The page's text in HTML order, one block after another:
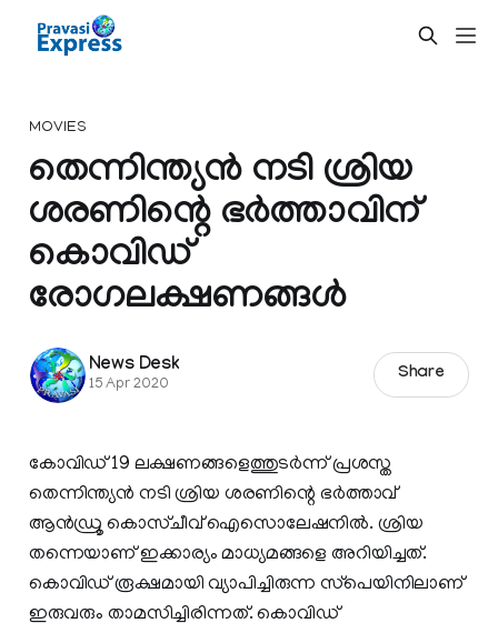
MOVIES
തെന്നിന്ത്യന്‍ നടി ശ്രിയ
ശരണിന്റെ ഭര്‍ത്താവിന്
കൊവിഡ്
രോഗലക്ഷണങ്ങള്‍
News Desk
15 Apr 2020
Share
കോവിഡ് 19 ലക്ഷണങ്ങളെത്തുടര്‍ന്ന് പ്രശസ്ത
തെന്നിന്ത്യന്‍ നടി ശ്രിയ ശരണിന്റെ ഭര്‍ത്താവ്
ആന്‍ഡ്രൂ കൊസ്ചീവ് ഐസൊലേഷനില്‍. ശ്രിയ
തന്നെയാണ് ഇക്കാര്യം മാധ്യമങ്ങളെ അറിയിച്ചത്.
കൊവിഡ് രൂക്ഷമായി വ്യാപിച്ചിരുന്ന സ്‌പെയിനിലാണ്
ഇരുവരും താമസിച്ചിരിന്നത്. കൊവിഡ്